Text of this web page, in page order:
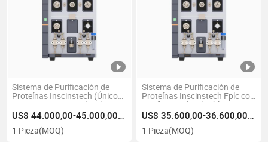
Sistema de Purificación de
Proteínas Inscinstech (Único
AutoPure150-M402) Fplc
Puede Cumplir con los
Requisitos de la FDA 21 CFR
Parte 11/GLP/GMP
US$ 44.000,00-45.000,00/Pieza
1 Pieza(MOQ)
Sistema de Purificación de
Proteínas Inscinstech Fplc con
Configuración Flexible y
Entrega Rápida Puede Cumplir
con los Requisitos de la FDA
21 CFR Parte 11 GLP GMP
US$ 35.600,00-36.600,00/Pieza
1 Pieza(MOQ)